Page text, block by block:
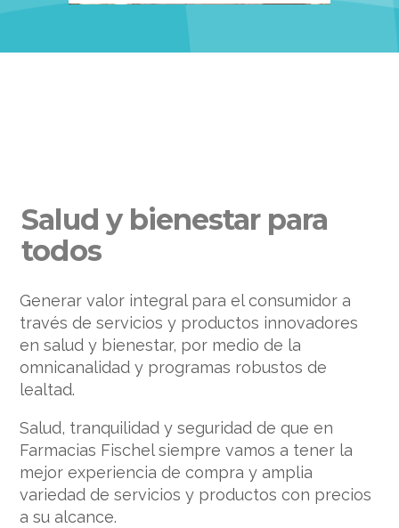
Salud y bienestar para
todos
Generar valor integral para el consumidor a
través de servicios y productos innovadores
en salud y bienestar, por medio de la
omnicanalidad y programas robustos de
lealtad.
Salud, tranquilidad y seguridad de que en
Farmacias Fischel siempre vamos a tener la
mejor experiencia de compra y amplia
variedad de servicios y productos con precios
a su alcance.